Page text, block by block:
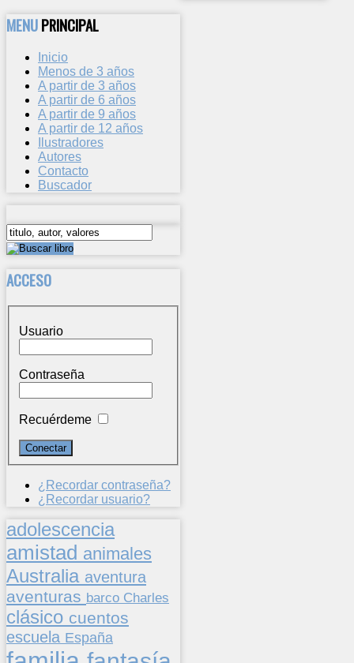
MENUPRINCIPAL
Inicio
Menos de 3 años
A partir de 3 años
A partir de 6 años
A partir de 9 años
A partir de 12 años
Ilustradores
Autores
Contacto
Buscador
ACCESO
Usuario
Contraseña
Recuérdeme
¿Recordar contraseña?
¿Recordar usuario?
adolescencia
amistad animales
Australia aventura
aventuras barco Charles
clásico cuentos
escuela España